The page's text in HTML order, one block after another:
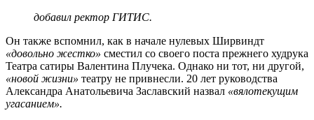
добавил ректор ГИТИС.
Он также вспомнил, как в начале нулевых Ширвиндт
«довольно жестко» сместил со своего поста прежнего худрука
Театра сатиры Валентина Плучека. Однако ни тот, ни другой,
«новой жизни» театру не привнесли. 20 лет руководства
Александра Анатольевича Заславский назвал «вялотекущим
угасанием».